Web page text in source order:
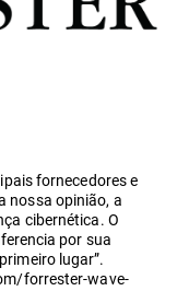
fornecedores e
nossa opinião, a
cibernética. O
por sua
lugar”.
forrester-wave-